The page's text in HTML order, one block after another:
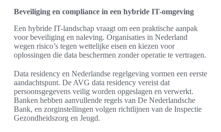
Beveiliging en compliance in een hybride IT-omgeving
Een hybride IT-landschap vraagt om een praktische aanpak
voor beveiliging en naleving. Organisaties in Nederland
wegen risico’s tegen wettelijke eisen en kiezen voor
oplossingen die data beschermen zonder operatie te vertragen.
Data residency en Nederlandse regelgeving vormen een eerste
aandachtspunt. De AVG data residency vereist dat
persoonsgegevens veilig worden opgeslagen en verwerkt.
Banken hebben aanvullende regels van De Nederlandsche
Bank, en zorginstellingen volgen richtlijnen van de Inspectie
Gezondheidszorg en Jeugd.